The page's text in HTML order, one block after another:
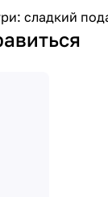
сладкий